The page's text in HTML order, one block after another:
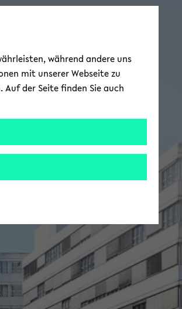
während andere uns
mit unserer Webseite zu
der Seite finden Sie auch